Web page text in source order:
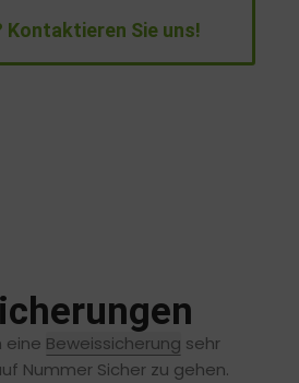
Kontaktieren Sie uns!
eine Beweissicherung sehr
Nummer Sicher zu gehen.